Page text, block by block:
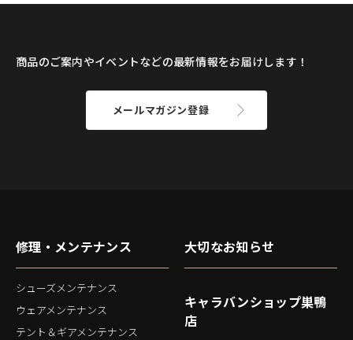
商品のご案内やイベントなどの最新情報をお届けします！
メールマガジン登録
修理・メンテナンス
シューズメンテナンス
ウェアメンテナンス
テント＆ギアメンテナンス
大切なお知らせ
キャラバンショップ巣鴨
店